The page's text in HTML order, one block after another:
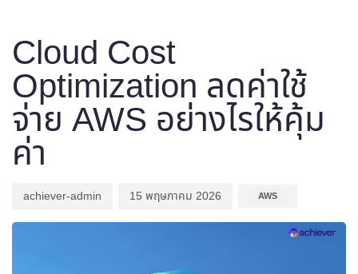
Cloud Cost
Optimization ลดค่าใช้
จ่าย AWS อย่างไรให้คุ้ม
ค่า
achiever-admin 15 พฤษภาคม 2026 AWS